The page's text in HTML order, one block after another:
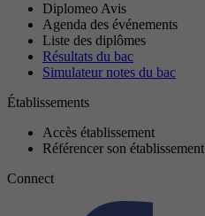
Diplomeo Avis
Agenda des événements
Liste des diplômes
Résultats du bac
Simulateur notes du bac
Établissements
Accès établissement
Référencer son établissement
Connect